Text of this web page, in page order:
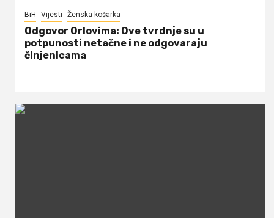
BiH Vijesti Ženska košarka
Odgovor Orlovima: ​Ove tvrdnje su u
potpunosti netačne i ne odgovaraju
činjenicama